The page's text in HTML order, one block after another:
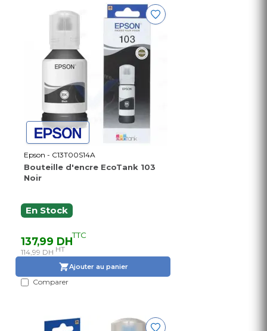
Epson - C13T00S14A
Bouteille d'encre EcoTank 103
Noir
En Stock
137,99 DHTTC
114,99 DH HT
Ajouter au panier
Comparer